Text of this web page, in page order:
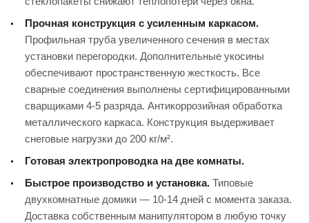
Прочная конструкция с усиленным каркасом.
Профильная труба увеличенного сечения в местах
установки перегородки. Дополнительные укосины
обеспечивают пространственную жесткость. Все
сварные соединения выполнены сертифицированными
сварщиками 4-5 разряда. Антикоррозийная обработка
металлического каркаса. Конструкция выдерживает
снеговые нагрузки до 200 кг/м².
Готовая электропроводка на две комнаты.
Быстрое производство и установка. Типовые
двухкомнатные домики — 10-14 дней с момента заказа.
Доставка собственным манипулятором в любую точку